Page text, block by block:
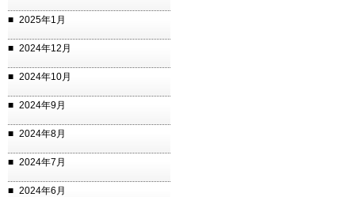
2025年1月
2024年12月
2024年10月
2024年9月
2024年8月
2024年7月
2024年6月